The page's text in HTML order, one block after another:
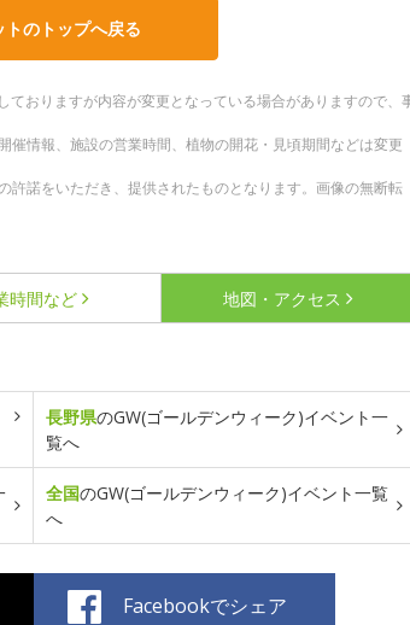
トのトップへ戻る
おりますが内容が変更となっている場合がありますので、
情報、施設の営業時間、植物の開花・見頃期間などは変更
諾をいただき、提供されたものとなります。画像の無断転
時間など 地図・アクセス
長野県のGW(ゴールデンウィーク)イベント一
覧へ
全国のGW(ゴールデンウィーク)イベント一覧
へ
Facebookでシェア